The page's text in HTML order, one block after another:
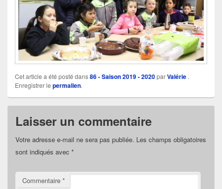
Cet article a été posté dans86 - Saison 2019 - 2020parValérie .
Enregistrer le permalien.
Laisser un commentaire
Votre adresse e-mail ne sera pas publiée. Les champs obligatoires
sont indiqués avec *
Commentaire *